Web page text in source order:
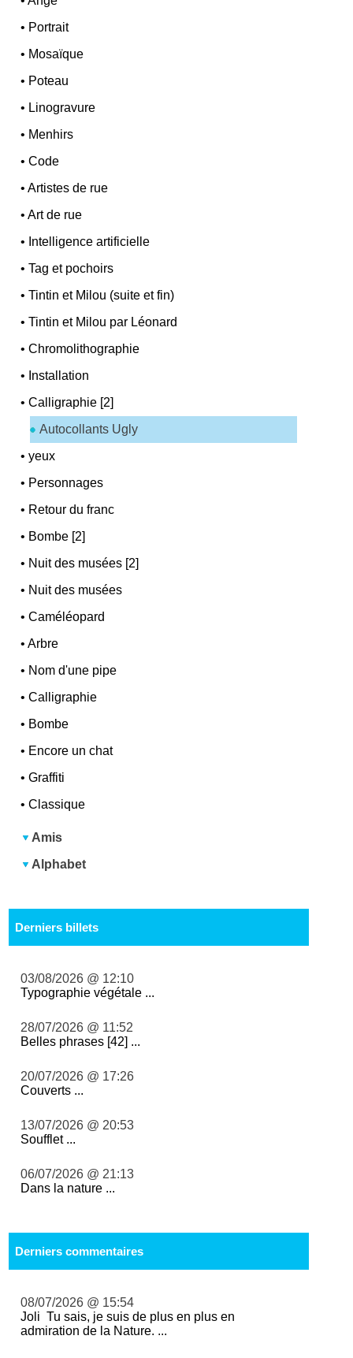
• Portrait
• Mosaïque
• Poteau
• Linogravure
• Menhirs
•Code
•Artistes de rue
•Art de rue
• Intelligence artificielle
•Tag et pochoirs
•Tintin et Milou (suite et fin)
•Tintin et Milou par Léonard
•Chromolithographie
• Installation
•Calligraphie [2]
Autocollants Ugly
•yeux
• Personnages
• Retour du franc
• Bombe [2]
• Nuit des musées [2]
• Nuit des musées
•Caméléopard
•Arbre
• Nom d'une pipe
•Calligraphie
• Bombe
• Encore un chat
•Graffiti
•Classique
Amis
Alphabet
Derniers billets
03/08/2026 @ 12:10
Typographie végétale ...
28/07/2026 @ 11:52
Belles phrases [42] ...
20/07/2026 @ 17:26
Couverts ...
13/07/2026 @ 20:53
Soufflet ...
06/07/2026 @ 21:13
Dans la nature ...
Derniers commentaires
08/07/2026 @ 15:54
Joli Tu sais, je suis de plus en plus en
admiration de la Nature. ...